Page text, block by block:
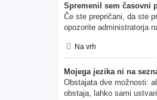
Spremenil sem časovni
Če ste prepričani, da ste
opozorite administratorja
Na vrh
Mojega jezika ni na
Obstajata dve možnosti:
obstaja, lahko sami